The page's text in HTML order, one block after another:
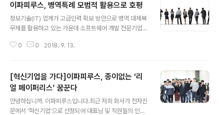
이파피루스, 병역특례 모범적 활용으로 호평
정보기술(IT) 업계가 고급인력 확보 방안으로 병역 대체복
무제를 활용하고 있는 가운데 소프트웨어 개발 전문기업
복무제는 회사입장에서 고급 인력을 조금 더 쉽게 유치할
많은 IT기업이 병역특례업체로 선정, 우수한 개발인력을
영입해 운용하고 있다. 전자문서 솔루션 전문기업 이파피
루스도 현재 총 4명의 병역특례요원을 운용하고 있다. 이
파피루스는 병역 특례요원에게 일반 공채로 입사한 다른
0 0 2018. 9. 13.
[혁신기업을 가다]이파피루스, 종이없는 ‘리
얼 페이퍼리스’ 꿈꾼다
안녕하십니까. 이파피루스입니다.최근 저희 회사가 전자신
문에서 ‘혁신기업’으로 선정되어 대표님 및 직원들의 인터